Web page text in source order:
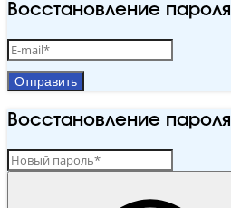
Восстановление пароля
Отправить
Восстановление пароля